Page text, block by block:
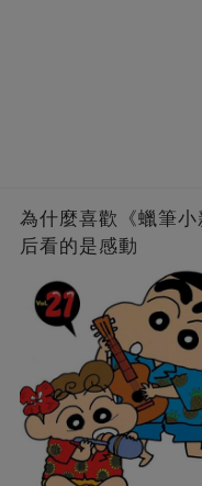
為什麼喜歡《蠟筆
后看的是感動